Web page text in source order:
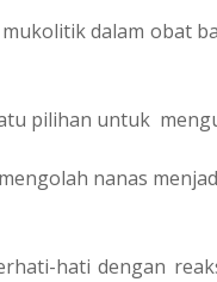
dalam obat
pilihan untuk
nanas
hati dengan